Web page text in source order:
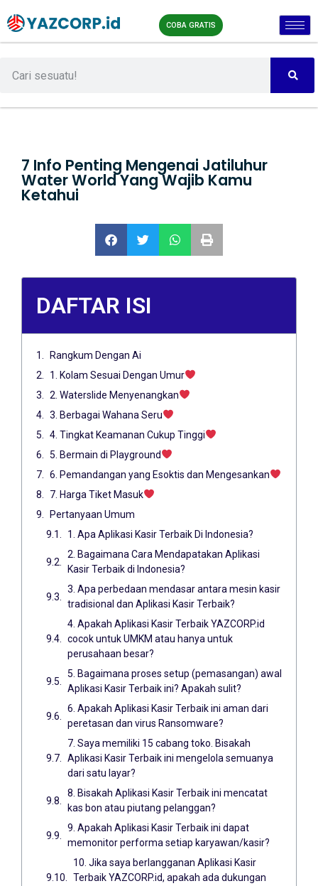
COBA GRATIS
7 Info Penting Mengenai Jatiluhur
Water World Yang Wajib Kamu
Ketahui
DAFTAR ISI
Rangkum Dengan Ai
1. Kolam Sesuai Dengan Umur
2. Waterslide Menyenangkan
3. Berbagai Wahana Seru
4. Tingkat Keamanan Cukup Tinggi
5. Bermain di Playground
6. Pemandangan yang Esoktis dan Mengesankan
7. Harga Tiket Masuk
Pertanyaan Umum
1. Apa Aplikasi Kasir Terbaik Di Indonesia?
2. Bagaimana Cara Mendapatakan Aplikasi
Kasir Terbaik di Indonesia?
3. Apa perbedaan mendasar antara mesin kasir
tradisional dan Aplikasi Kasir Terbaik?
4. Apakah Aplikasi Kasir Terbaik YAZCORP.id
cocok untuk UMKM atau hanya untuk
perusahaan besar?
5. Bagaimana proses setup (pemasangan) awal
Aplikasi Kasir Terbaik ini? Apakah sulit?
6. Apakah Aplikasi Kasir Terbaik ini aman dari
peretasan dan virus Ransomware?
7. Saya memiliki 15 cabang toko. Bisakah
Aplikasi Kasir Terbaik ini mengelola semuanya
dari satu layar?
8. Bisakah Aplikasi Kasir Terbaik ini mencatat
kas bon atau piutang pelanggan?
9. Apakah Aplikasi Kasir Terbaik ini dapat
memonitor performa setiap karyawan/kasir?
10. Jika saya berlangganan Aplikasi Kasir
Terbaik YAZCORP.id, apakah ada dukungan